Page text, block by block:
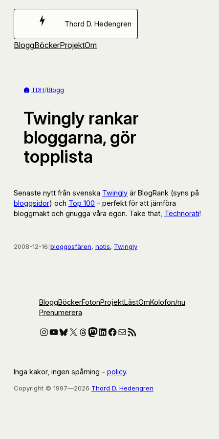
Hoppa
Thord D. Hedengren
BloggBöckerProjektOm
TDH/Blogg
Twingly rankar
bloggarna, gör
topplista
Senaste nytt från svenska Twingly är BlogRank (syns på
bloggsidor) och Top 100 – perfekt för att jämföra
bloggmakt och gnugga våra egon. Take that, Technorati!
2008-12-16/bloggosfären, notis, Twingly
BloggBöckerFotonProjektLästOmKolofon/nu
Prenumerera
Instagram
YouTube
Bluesky
X Threads
Mastodon
LinkedIn
Facebook
E-postRSS-flöde
Inga kakor, ingen spårning – policy.
Copyright © 1997—2026 Thord D. Hedengren